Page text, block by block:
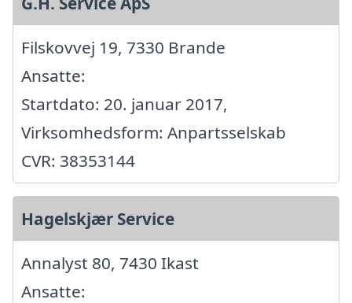
Filskovvej 19, 7330 Brande
Ansatte:
Startdato: 20. januar 2017,
Virksomhedsform: Anpartsselskab
CVR: 38353144
Hagelskjær Service
Annalyst 80, 7430 Ikast
Ansatte: